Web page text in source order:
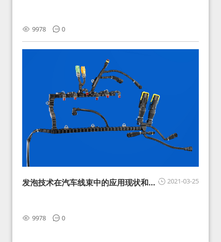
9978 0
2021-03-25
发泡技术在汽车线束中的应用现状和展
9978 0